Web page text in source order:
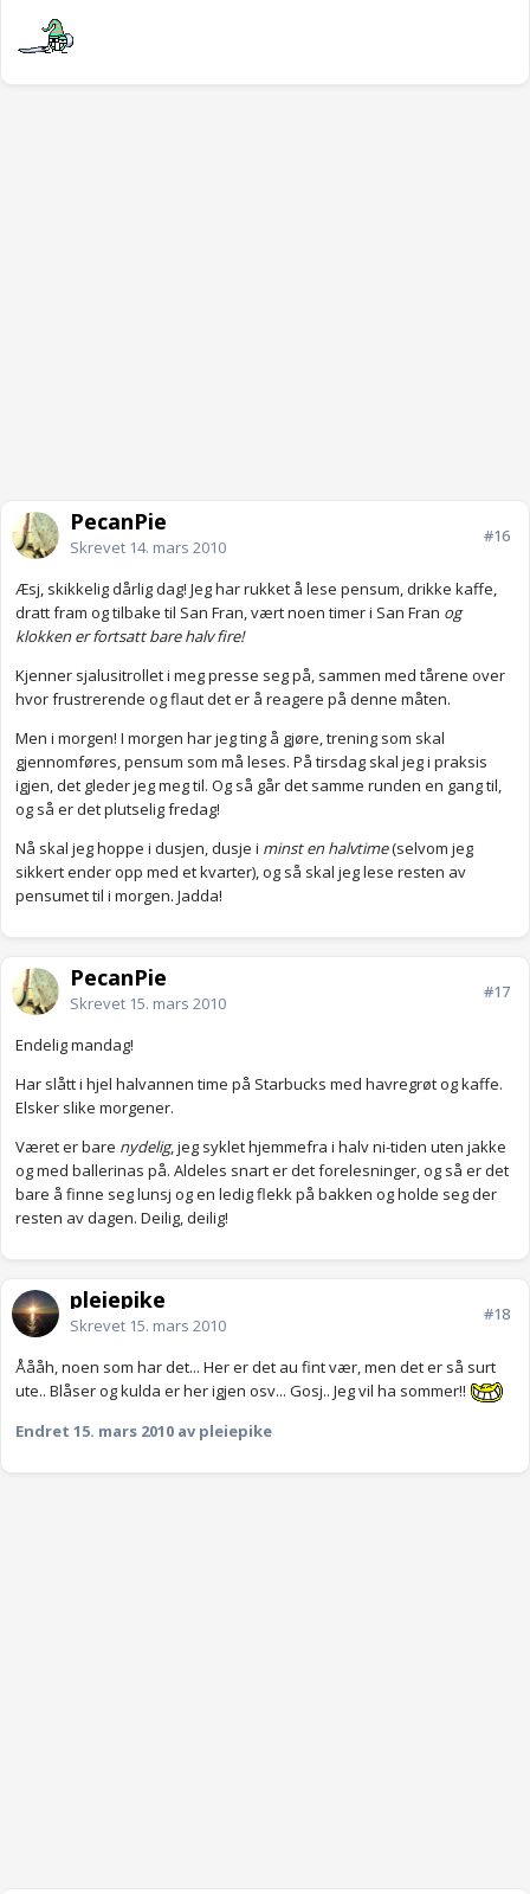
PecanPie
Skrevet 14. mars 2010
#16
Æsj, skikkelig dårlig dag! Jeg har rukket å lese pensum, drikke kaffe,
dratt fram og tilbake til San Fran, vært noen timer i San Fran og
klokken er fortsatt bare halv fire!
Kjenner sjalusitrollet i meg presse seg på, sammen med tårene over
hvor frustrerende og flaut det er å reagere på denne måten.
Men i morgen! I morgen har jeg ting å gjøre, trening som skal
gjennomføres, pensum som må leses. På tirsdag skal jeg i praksis
igjen, det gleder jeg meg til. Og så går det samme runden en gang til,
og så er det plutselig fredag!
Nå skal jeg hoppe i dusjen, dusje i minst en halvtime(selvom jeg
sikkert ender opp med et kvarter), og så skal jeg lese resten av
pensumet til i morgen. Jadda!
PecanPie
Skrevet 15. mars 2010
#17
Endelig mandag!
Har slått i hjel halvannen time på Starbucks med havregrøt og kaffe.
Elsker slike morgener.
Været er bare nydelig, jeg syklet hjemmefra i halv ni-tiden uten jakke
og med ballerinas på. Aldeles snart er det forelesninger, og så er det
bare å finne seg lunsj og en ledig flekk på bakken og holde seg der
resten av dagen. Deilig, deilig!
pleiepike
Skrevet 15. mars 2010
#18
Åååh, noen som har det... Her er det au fint vær, men det er så surt
ute.. Blåser og kulda er her igjen osv... Gosj.. Jeg vil ha sommer!!
Endret 15. mars 2010 av pleiepike